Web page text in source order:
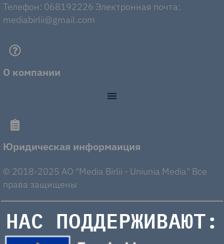
Телефон: 068192226 Электронная почта:
mediabirlii@gmail.com
О компании
Юридическая информаиция
© 2018-2025 AO "Media Birlii - Uniunia Media" Все
права защищены
НАС ПОДДЕРЖИВАЮТ: